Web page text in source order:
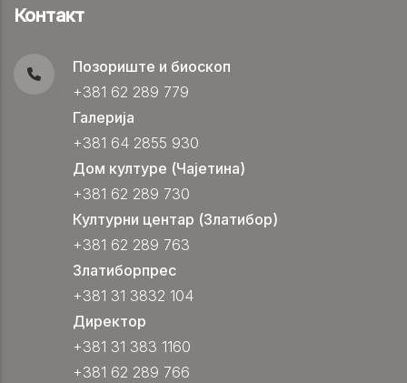
Контакт
Позориште и биоскоп
+381 62 289 779
Галерија
+381 64 2855 930
Дом културе (Чајетина)
+381 62 289 730
Културни центар (Златибор)
+381 62 289 763
Златиборпрес
+381 31 3832 104
Директор
+381 31 383 1160
+381 62 289 766